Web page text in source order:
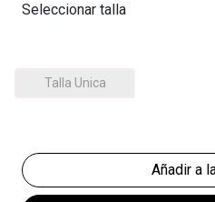
Seleccionar talla
Talla Unica